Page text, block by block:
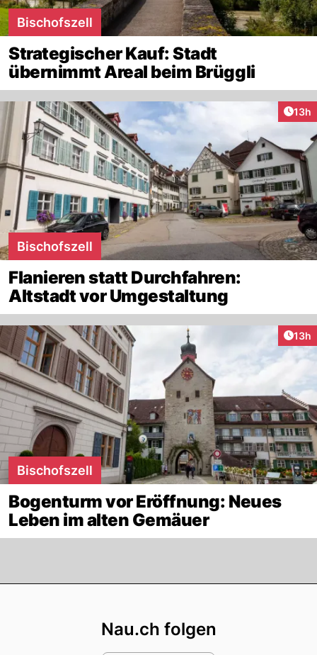
Bischofszell
Strategischer Kauf: Stadt
übernimmt Areal beim Brüggli
13h
Bischofszell
Flanieren statt Durchfahren:
Altstadt vor Umgestaltung
13h
Bischofszell
Bogenturm vor Eröffnung: Neues
Leben im alten Gemäuer
Nau.ch folgen